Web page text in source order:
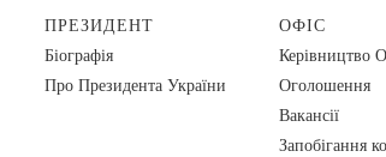
ПРЕЗИДЕНТ
Біографія
Про Президента України
ОФІС
Керівництво
Оголошення
Вакансії
Запобігання